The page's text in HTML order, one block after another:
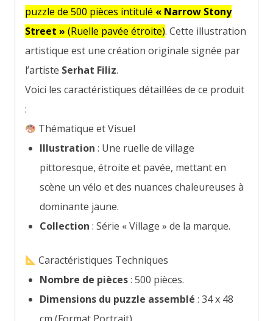
puzzle de 500 pièces intitulé « Narrow Stony
Street » (Ruelle pavée étroite). Cette illustration
artistique est une création originale signée par
l’artiste Serhat Filiz.
Voici les caractéristiques détaillées de ce produit
:
Thématique et Visuel
Illustration : Une ruelle de village
pittoresque, étroite et pavée, mettant en
scène un vélo et des nuances chaleureuses à
dominante jaune.
Collection : Série « Village » de la marque.
Caractéristiques Techniques
Nombre de pièces: 500 pièces.
Dimensions du puzzle assemblé : 34 x 48